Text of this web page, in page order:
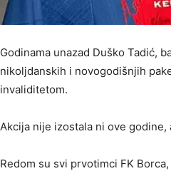
Godinama unazad Duško Tadić,
nikoljdanskih i novogodišnjih
invaliditetom.
Akcija nije izostala ni ove
Redom su svi prvotimci FK